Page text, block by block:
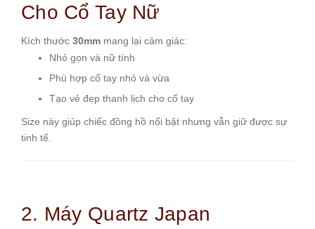
Cho Cổ Tay Nữ
Kích thước 30mm mang lại cảm giác:
Nhỏ gọn và nữ tính
Phù hợp cổ tay nhỏ và vừa
Tạo vẻ đẹp thanh lịch cho cổ tay
Size này giúp chiếc đồng hồ nổi bật nhưng vẫn giữ được sự
tinh tế.
2. Máy Quartz Japan